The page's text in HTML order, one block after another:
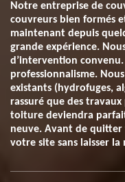
Notre entreprise de
couvreurs bien formés
maintenant depuis
grande expérience.
d’intervention
professionnalisme.
existants (hydrofuges,
rassuré que des
toiture deviendra
neuve. Avant de
votre site sans laisser